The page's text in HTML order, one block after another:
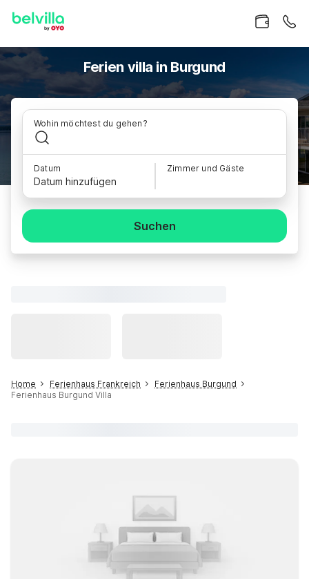
Ferien villa in Burgund
Wohin möchtest du gehen?
Datum
Datum hinzufügen
Zimmer und Gäste
Suchen
Home Ferienhaus Frankreich
Ferienhaus Burgund
Ferienhaus Burgund Villa